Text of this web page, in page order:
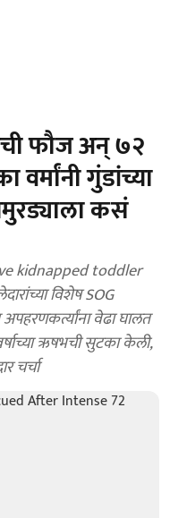
फौज अन् ७२
वर्मांनी गुंडांच्या
कसं
kidnapped toddler
विशेष SOG
वेढा घालत
ऋषभची सुटका केली,
चर्चा